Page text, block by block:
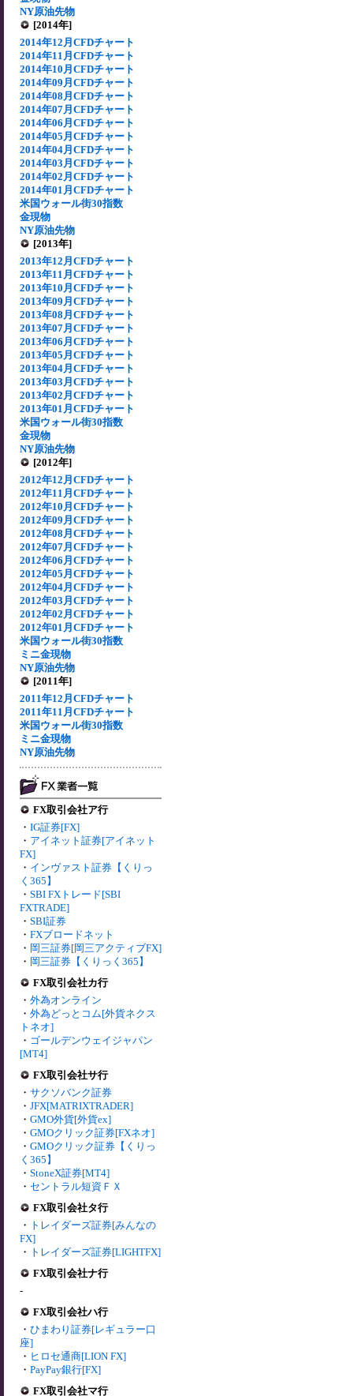
NY原油先物
[2014年]
2014年12月CFDチャート
2014年11月CFDチャート
2014年10月CFDチャート
2014年09月CFDチャート
2014年08月CFDチャート
2014年07月CFDチャート
2014年06月CFDチャート
2014年05月CFDチャート
2014年04月CFDチャート
2014年03月CFDチャート
2014年02月CFDチャート
2014年01月CFDチャート
米国ウォール街30指数
金現物
NY原油先物
[2013年]
2013年12月CFDチャート
2013年11月CFDチャート
2013年10月CFDチャート
2013年09月CFDチャート
2013年08月CFDチャート
2013年07月CFDチャート
2013年06月CFDチャート
2013年05月CFDチャート
2013年04月CFDチャート
2013年03月CFDチャート
2013年02月CFDチャート
2013年01月CFDチャート
米国ウォール街30指数
金現物
NY原油先物
[2012年]
2012年12月CFDチャート
2012年11月CFDチャート
2012年10月CFDチャート
2012年09月CFDチャート
2012年08月CFDチャート
2012年07月CFDチャート
2012年06月CFDチャート
2012年05月CFDチャート
2012年04月CFDチャート
2012年03月CFDチャート
2012年02月CFDチャート
2012年01月CFDチャート
米国ウォール街30指数
ミニ金現物
NY原油先物
[2011年]
2011年12月CFDチャート
2011年11月CFDチャート
米国ウォール街30指数
ミニ金現物
NY原油先物
FX取引会社ア行
・ IG証券[FX]
・ アイネット証券[アイネット
FX]
・ インヴァスト証券【くりっ
く365】
・ SBI FXトレード[SBI
FXTRADE]
・ SBI証券
・ FXブロードネット
・ 岡三証券[岡三アクティブFX]
・ 岡三証券【くりっく365】
FX取引会社カ行
・ 外為オンライン
・ 外為どっとコム[外貨ネクス
トネオ]
・ ゴールデンウェイジャパン
[MT4]
FX取引会社サ行
・ サクソバンク証券
・ JFX[MATRIXTRADER]
・ GMO外貨[外貨ex]
・ GMOクリック証券[FXネオ]
・ GMOクリック証券【くりっ
く365】
・ StoneX証券[MT4]
・ セントラル短資ＦＸ
FX取引会社タ行
・ トレイダーズ証券[みんなの
FX]
・ トレイダーズ証券[LIGHTFX]
FX取引会社ナ行
-
FX取引会社ハ行
・ ひまわり証券[レギュラー口
座]
・ ヒロセ通商[LION FX]
・ PayPay銀行[FX]
FX取引会社マ行